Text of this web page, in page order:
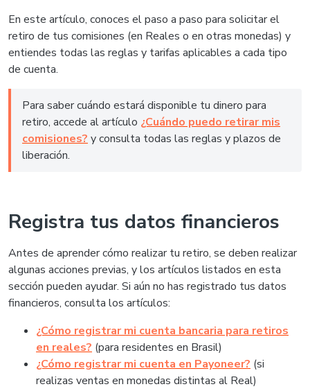
En este artículo, conoces el paso a paso para solicitar el
retiro de tus comisiones (en Reales o en otras monedas) y
entiendes todas las reglas y tarifas aplicables a cada tipo
de cuenta.
Para saber cuándo estará disponible tu dinero para
retiro, accede al artículo ¿Cuándo puedo retirar mis
comisiones? y consulta todas las reglas y plazos de
liberación.
Registra tus datos financieros
Antes de aprender cómo realizar tu retiro, se deben realizar
algunas acciones previas, y los artículos listados en esta
sección pueden ayudar. Si aún no has registrado tus datos
financieros, consulta los artículos:
¿Cómo registrar mi cuenta bancaria para retiros
en reales? (para residentes en Brasil)
¿Cómo registrar mi cuenta en Payoneer? (si
realizas ventas en monedas distintas al Real)